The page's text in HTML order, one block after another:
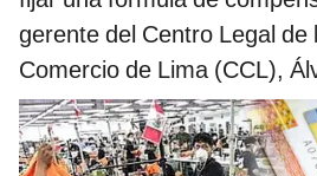
gerente del Centro Legal de
Comercio de Lima (CCL),